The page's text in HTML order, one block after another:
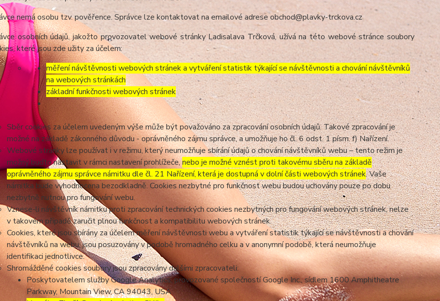
nemá osobu tzv. pověřence. Správce lze kontaktovat na emailové adrese obchod@plavky-trckova.cz
osobních údajů, jakožto provozovatel webové stránky Ladisalava Trčková, užívá na této webové stránce soubory
které jsou zde užity za účelem:
měření návštěvnosti webových stránek a vytváření statistik týkající se návštěvnosti a chování návštěvníků
na webových stránkách
základní funkčnosti webových stránek
Sběr cookies za účelem uvedeným výše může být považováno za zpracování osobních údajů. Takové zpracování je
možné na základě zákonného důvodu - oprávněného zájmu správce, a umožňuje ho čl. 6 odst. 1 písm. f) Nařízení.
Webové stránky lze používat i v režimu, který neumožňuje sbírání údajů o chování návštěvníků webu – tento režim je
možný buďto nastavit v rámci nastavení prohlížeče,nebo je možné vznést proti takovému sběru na základě
oprávněného zájmu správce námitku dle čl. 21 Nařízení, která je dostupná v dolní části webových stránek. Vaše
námitka bude vyhodnocena bezodkladně. Cookies nezbytné pro funkčnost webu budou uchovány pouze po dobu
nezbytně nutnou pro fungování webu.
Vznese-li návštěvník námitku proti zpracování technických cookies nezbytných pro fungování webových stránek, nelze
v takovém případě zaručit plnou funkčnost a kompatibilitu webových stránek.
Cookies, které jsou sbírány za účelem měření návštěvnosti webu a vytváření statistik týkající se návštěvnosti a chování
návštěvníků na webu, jsou posuzovány v podobě hromadného celku a v anonymní podobě, která neumožňuje
identifikaci jednotlivce.
Shromážděné cookies soubory jsou zpracovány dalšími zpracovateli:
Poskytovatelem služby Google Analytics, provozované společností Google Inc., sídlem 1600 Amphitheatre
Parkway, Mountain View, CA 94043, USA